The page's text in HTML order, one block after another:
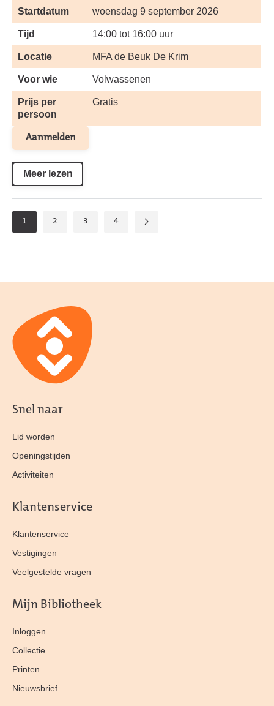
Startdatum
woensdag 9 september 2026
Tijd 14:00 tot 16:00 uur
Locatie MFA de Beuk De Krim
Voor wie Volwassenen
Prijs per
persoon
Gratis
Aanmelden
Meer lezen
1 2 3 4
Snel naar
Lid worden
Openingstijden
Activiteiten
Klantenservice
Klantenservice
Vestigingen
Veelgestelde vragen
Mijn Bibliotheek
Inloggen
Collectie
Printen
Nieuwsbrief